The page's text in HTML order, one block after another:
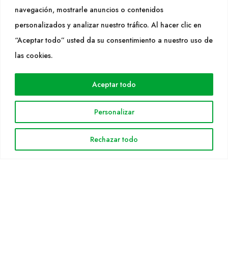
navegación, mostrarle anuncios o contenidos
personalizados y analizar nuestro tráfico. Al hacer clic en
“Aceptar todo” usted da su consentimiento a nuestro uso de
las cookies.
Personalizar
Rechazar todo
Aceptar todo
SÍGUENOS
WEB
Cultidelta
Solicitud Catálogo